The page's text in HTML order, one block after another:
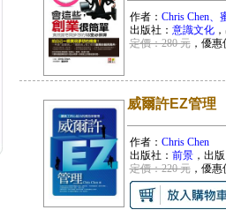
作者： Chris Chen、
出版社： 意識文化
定價：280 元，優惠
威爾許EZ管理
作者： Chris Chen
出版社： 前景，出
定價：220 元，優惠